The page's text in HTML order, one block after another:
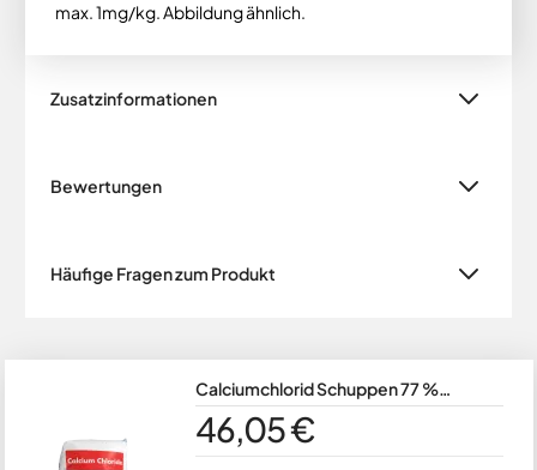
max. 1mg/kg. Abbildung ähnlich.
Zusatzinformationen
Bewertungen
Häufige Fragen zum Produkt
Calciumchlorid Schuppen 77 %
Lebensmittelqualität, 2-Hydrat, E
509, im 25 kg Sack
46,05 €